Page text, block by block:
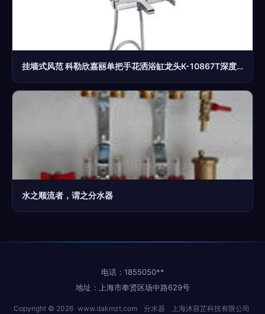
挂墙式风范 科勒欣嘉丽单把手花洒浴缸龙头K-10867T深度评测
水之顺流者，谓之分水器
电话：1855050**
地址：上海市奉贤区场中路629号
Copyright © 2026 www.dakmzt.com 分水器 上海沐容芷科技有限公司